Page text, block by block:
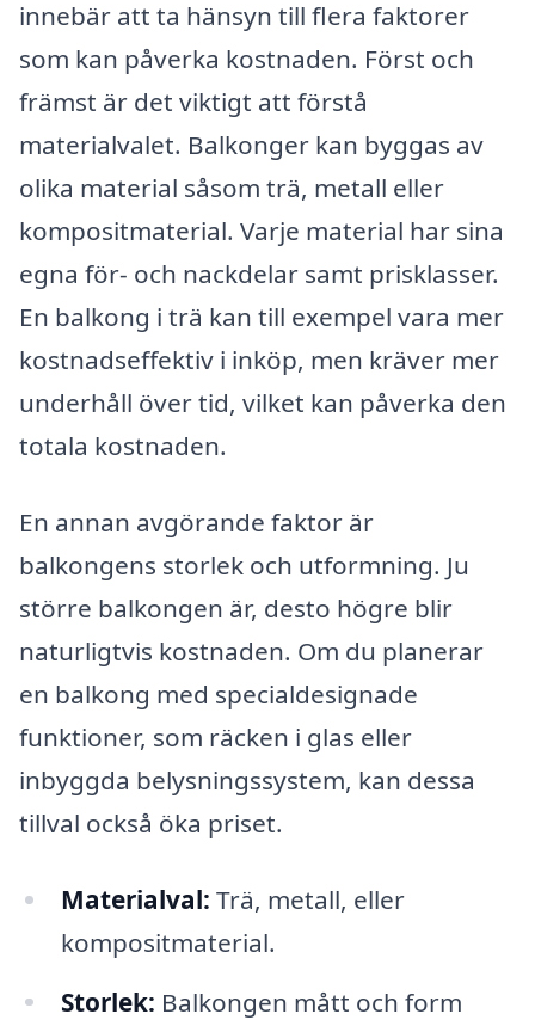
innebär att ta hänsyn till flera faktorer
som kan påverka kostnaden. Först och
främst är det viktigt att förstå
materialvalet. Balkonger kan byggas av
olika material såsom trä, metall eller
kompositmaterial. Varje material har sina
egna för- och nackdelar samt prisklasser.
En balkong i trä kan till exempel vara mer
kostnadseffektiv i inköp, men kräver mer
underhåll över tid, vilket kan påverka den
totala kostnaden.
En annan avgörande faktor är
balkongens storlek och utformning. Ju
större balkongen är, desto högre blir
naturligtvis kostnaden. Om du planerar
en balkong med specialdesignade
funktioner, som räcken i glas eller
inbyggda belysningssystem, kan dessa
tillval också öka priset.
Materialval: Trä, metall, eller
kompositmaterial.
Storlek: Balkongen mått och form